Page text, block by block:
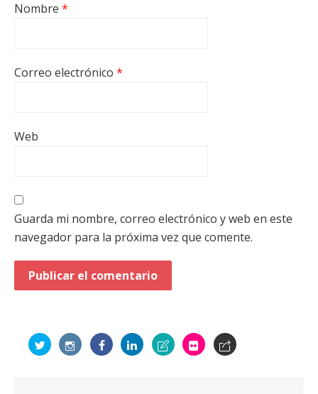
Nombre *
Correo electrónico *
Web
Guarda mi nombre, correo electrónico y web en este
navegador para la próxima vez que comente.